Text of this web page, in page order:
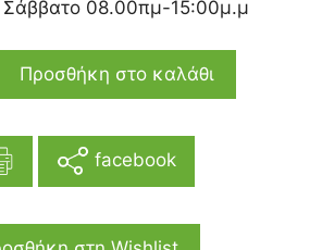
08.00πμ-15:00μ.μ
Προσθήκη στο καλάθι
facebook